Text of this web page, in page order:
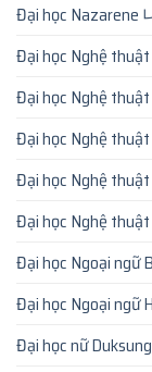
Đại học Nazarene
Đại học Nghệ
Đại học Nghệ
Đại học Nghệ
Đại học Nghệ
Đại học Nghệ
Đại học Ngoại
Đại học Ngoại
Đại học nữ